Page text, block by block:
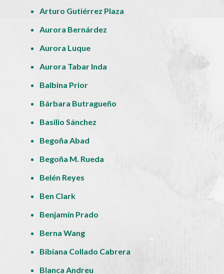
Arturo Gutiérrez Plaza
Aurora Bernárdez
Aurora Luque
Aurora Tabar Inda
Balbina Prior
Bárbara Butragueño
Basilio Sánchez
Begoña Abad
Begoña M. Rueda
Belén Reyes
Ben Clark
Benjamín Prado
Berna Wang
Bibiana Collado Cabrera
Blanca Andreu